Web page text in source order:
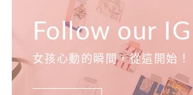
Follow our IG
女孩心動的瞬間，從這開始！